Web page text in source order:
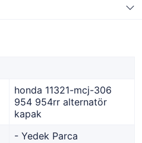
honda 11321-mcj-306
954 954rr alternatör
kapak
- Yedek Parca